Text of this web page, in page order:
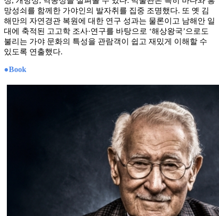
망성쇠를 함께한 가야인의 발자취를 집중 조명했다. 또 옛 김
해만의 자연경관 복원에 대한 연구 성과는 물론이고 남해안 일
대에 축적된 고고학 조사·연구를 바탕으로 ‘해상왕국’으로도
불리는 가야 문화의 특성을 관람객이 쉽고 재밌게 이해할 수
있도록 연출했다.
●Book